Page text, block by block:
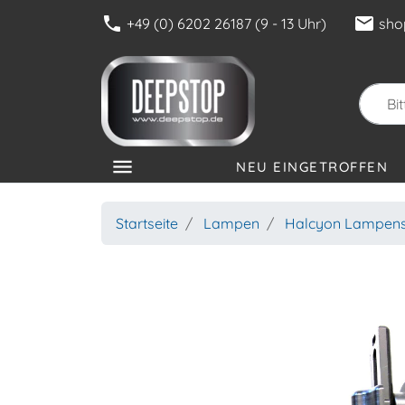
phone +49 (0) 6202 26187 (9 - 13 Uhr) mail
menu NEU EINGETROFFEN
Startseite Lampen Halcyon